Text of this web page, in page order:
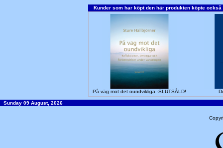
Kunder som har köpt den här produkten köpte också
På väg mot det oundvikliga -SLUTSÅLD!
Sunday 09 August, 2026